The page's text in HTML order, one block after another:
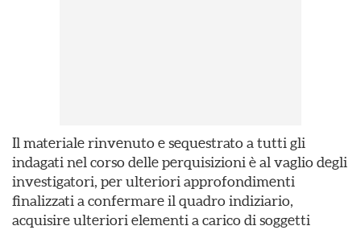
Il materiale rinvenuto e sequestrato a tutti gli
indagati nel corso delle perquisizioni è al vaglio degli
investigatori, per ulteriori approfondimenti
finalizzati a confermare il quadro indiziario,
acquisire ulteriori elementi a carico di soggetti